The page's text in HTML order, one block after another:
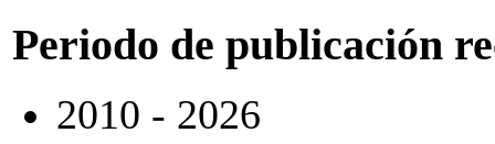
Periodo de publicación
2010 - 2026